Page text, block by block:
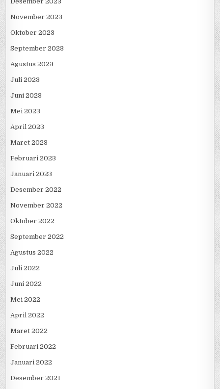
November 2023
Oktober 2023
September 2023
Agustus 2023
Juli 2023
Juni 2023
Mei 2023
April 2023
Maret 2023
Februari 2023
Januari 2023
Desember 2022
November 2022
Oktober 2022
September 2022
Agustus 2022
Juli 2022
Juni 2022
Mei 2022
April 2022
Maret 2022
Februari 2022
Januari 2022
Desember 2021